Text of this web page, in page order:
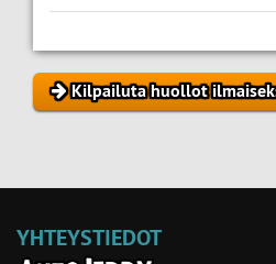
Kilpailuta huollot
YHTEYSTIEDOT